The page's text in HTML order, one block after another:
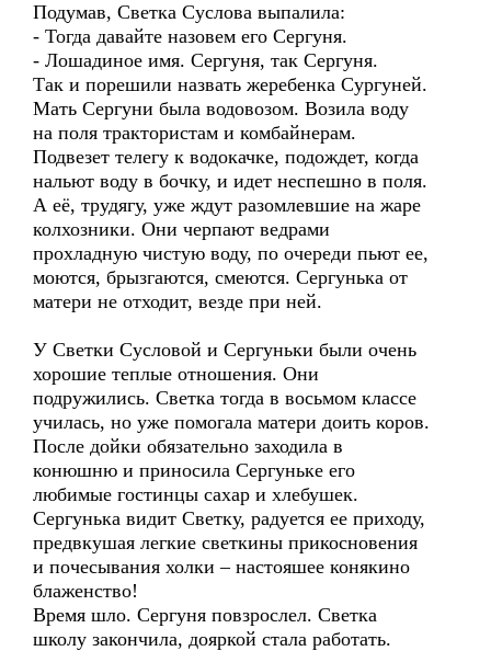
Подумав, Светка Суслова выпалила:
- Тогда давайте назовем его Сергуня.
- Лошадиное имя. Сергуня, так Сергуня.
Так и порешили назвать жеребенка Сургуней.
Мать Сергуни была водовозом. Возила воду
на поля трактористам и комбайнерам.
Подвезет телегу к водокачке, подождет, когда
нальют воду в бочку, и идет неспешно в поля.
А её, трудягу, уже ждут разомлевшие на жаре
колхозники. Они черпают ведрами
прохладную чистую воду, по очереди пьют ее,
моются, брызгаются, смеются. Сергунька от
матери не отходит, везде при ней.
У Светки Сусловой и Сергуньки были очень
хорошие теплые отношения. Они
подружились. Светка тогда в восьмом классе
училась, но уже помогала матери доить коров.
После дойки обязательно заходила в
конюшню и приносила Сергуньке его
любимые гостинцы сахар и хлебушек.
Сергунька видит Светку, радуется ее приходу,
предвкушая легкие светкины прикосновения
и почесывания холки – настояшее конякино
блаженство!
Время шло. Сергуня повзрослел. Светка
школу закончила, дояркой стала работать.